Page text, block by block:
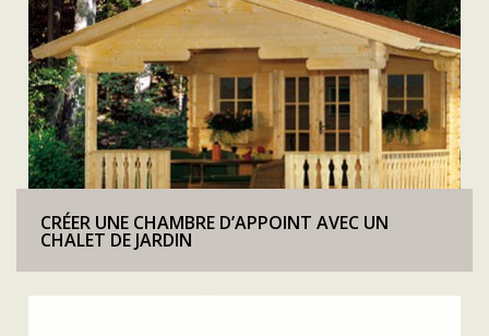
CRÉER UNE CHAMBRE D’APPOINT AVEC UN
CHALET DE JARDIN